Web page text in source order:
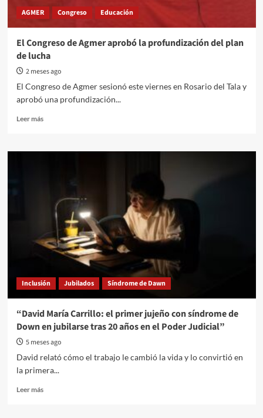
de
AGMER Congreso Educación
El Congreso de Agmer aprobó la profundización del plan
de lucha
2 meses ago
El Congreso de Agmer sesionó este viernes en Rosario del Tala y
aprobó una profundización...
Leer másRead
El
profundización
plan
de
Inclusión Jubilados Síndrome de Dawn
“David María Carrillo: el primer jujeño con síndrome de
Down en jubilarse tras 20 años en el Poder Judicial”
5 meses ago
David relató cómo el trabajo le cambió la vida y lo convirtió en
la primera...
Leer másRead